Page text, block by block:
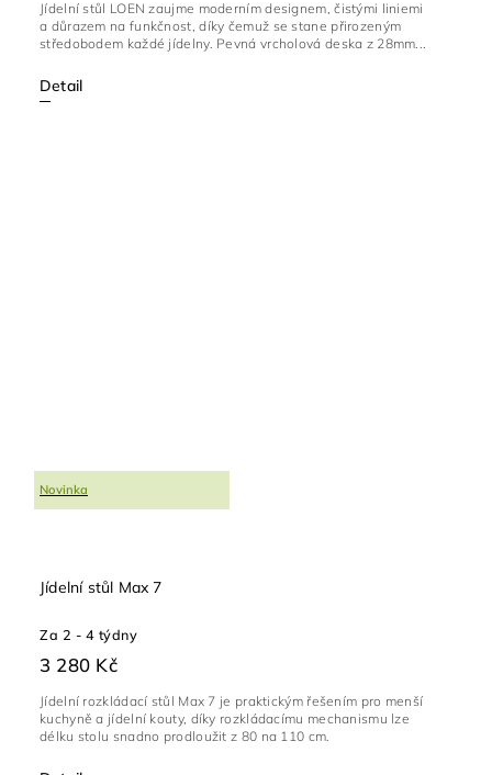
Detail
Jídelní stůl LOEN zaujme moderním designem, čistými liniemi
a důrazem na funkčnost, díky čemuž se stane přirozeným
středobodem každé jídelny. Pevná vrcholová deska z 28mm...
Novinka
Jídelní stůl Max 7
Za 2 - 4 týdny
3 280 Kč
Jídelní rozkládací stůl Max 7 je praktickým řešením pro menší
kuchyně a jídelní kouty, díky rozkládacímu mechanismu lze
délku stolu snadno prodloužit z 80 na 110 cm.